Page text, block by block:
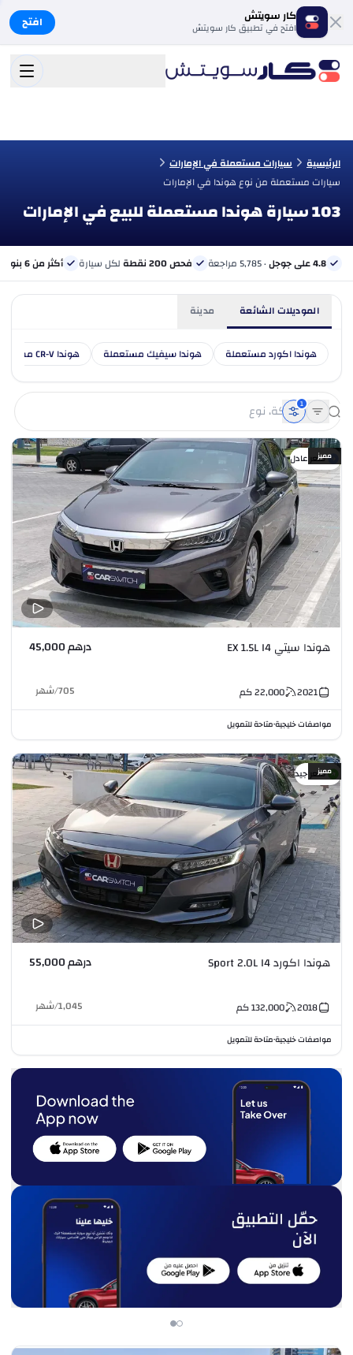
كار سويتش
افتح في تطبيق كار سويتش افتح
الرئيسية
سيارات مستعملة في الإمارات
سيارات مستعملة من نوع هوندا في الإمارات
103 سيارة هوندا مستعملة للبيع في الإمارات
4.8 على جوجل · 5,785 مراجعة فحص 200 نقطة لكل سيارة أكثر من 6 بنوك
الموديلات الشائعة مدينة
هوندا اكورد مستعملة هوندا سيفيك مستعملة هوندا CR-V مستعملة
1
سعر عادلمميز
هوندا سيتي EX 1.5L I4 درهم 45,000
2021
22,000كم 705
/شهر
مواصفات خليجية•متاحة للتمويل
سعر جيدمميز
هوندا اكورد Sport 2.0L I4 درهم 55,000
2018
132,000كم 1,045
/شهر
مواصفات خليجية•متاحة للتمويل